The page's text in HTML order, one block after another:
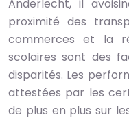
Anderlecht, il
proximité des
commerces et la
scolaires sont des
disparités. Les
attestées par les
de plus en plus sur